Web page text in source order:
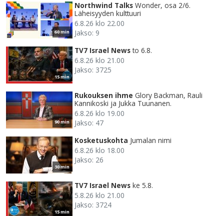
60 min
Northwind Talks Wonder, osa 2/6.
Läheisyyden kulttuuri
6.8.26 klo 22.00
Jakso: 9
15 min
TV7 Israel News to 6.8.
6.8.26 klo 21.00
Jakso: 3725
90 min
Rukouksen ihme Glory Backman, Rauli
Kannikoski ja Jukka Tuunanen.
6.8.26 klo 19.00
Jakso: 47
30 min
Kosketuskohta Jumalan nimi
6.8.26 klo 18.00
Jakso: 26
15 min
TV7 Israel News ke 5.8.
5.8.26 klo 21.00
Jakso: 3724